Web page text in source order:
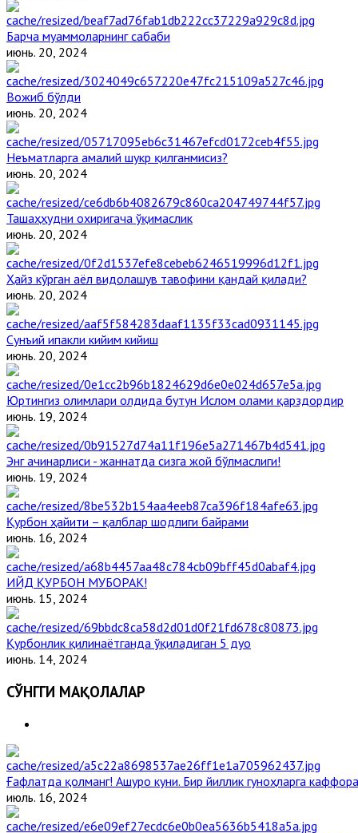
Барча муаммоларнинг сабаби
июнь. 20, 2024
Вожиб бўлди
июнь. 20, 2024
Неъматларга амалий шукр қилганмисиз?
июнь. 20, 2024
Ташаҳҳудни охиригача ўқимаслик
июнь. 20, 2024
Ҳайз кўрган аёл видолашув тавофини қандай қилади?
июнь. 20, 2024
Сунъий ипакли кийим кийиш
июнь. 20, 2024
Юртингиз олимлари олдида бутун Ислом олами қарздордир
июнь. 19, 2024
Энг ачинарлиси - жаннатда сизга жой бўлмаслиги!
июнь. 19, 2024
Қурбон ҳайити – қалблар шодлиги байрами
июнь. 16, 2024
ИЙД ҚУРБОН МУБОРАК!
июнь. 15, 2024
Қурбонлик қилинаётганда ўқиладиган 5 дуо
июнь. 14, 2024
СЎНГГИ МАҚОЛАЛАР
Ғафлатда қолманг! Ашуро куни. Бир йиллик гуноҳларга
июль. 16, 2024